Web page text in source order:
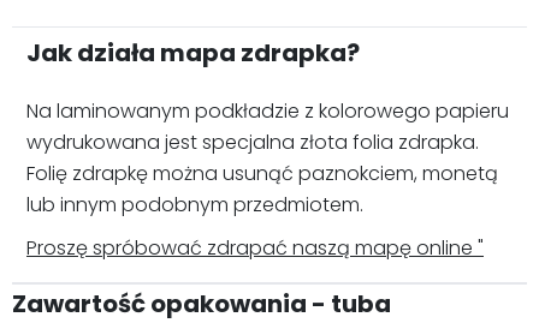
Jak działa mapa zdrapka?
Na laminowanym podkładzie z kolorowego papieru
wydrukowana jest specjalna złota folia zdrapka.
Folię zdrapkę można usunąć paznokciem, monetą
lub innym podobnym przedmiotem.
Proszę spróbować zdrapać naszą mapę online "
Zawartość opakowania - tuba